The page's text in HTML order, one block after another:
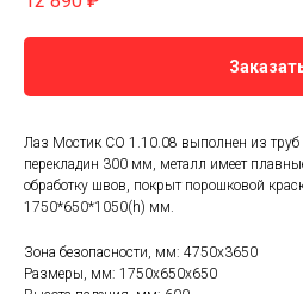
Лаз Мостик СО 1.10.08 выполнен из
перекладин 300 мм, металл имеет
обработку швов, покрыт порошковой
1750*650*1050(h) мм.
Зона безопасности, мм: 4750х3650
Размеры, мм: 1750x650x650